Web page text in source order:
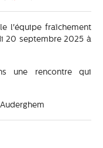
l'équipe fraîchement
20 septembre 2025 à
une rencontre qui